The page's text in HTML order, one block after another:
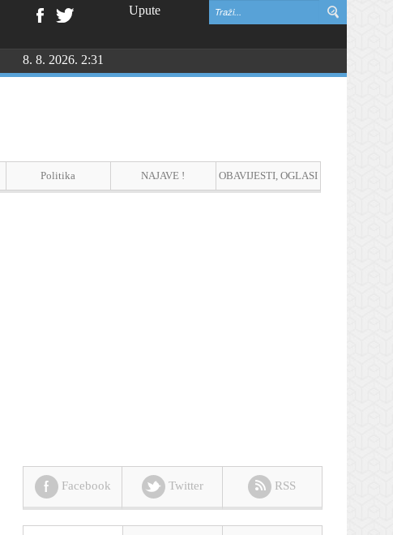
Upute
8. 8. 2026. 2:31
Politika NAJAVE ! OBAVIJESTI, OGLASI
Facebook Twitter RSS